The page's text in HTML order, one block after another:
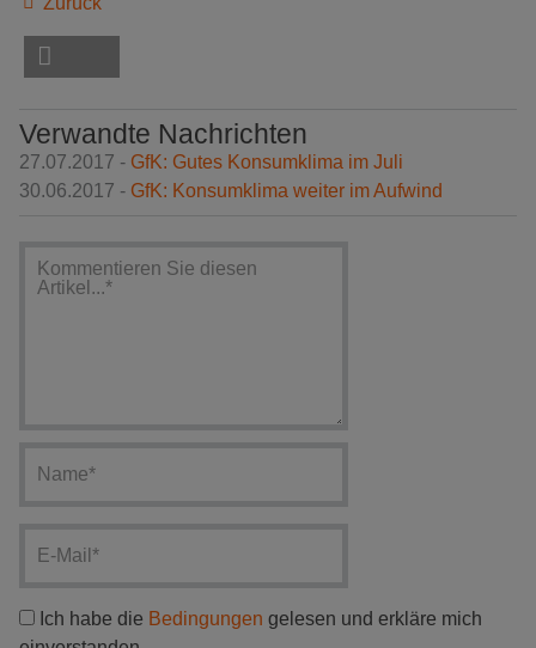
Verwandte Nachrichten
27.07.2017 - GfK: Gutes Konsumklima im Juli
30.06.2017 - GfK: Konsumklima weiter im Aufwind
Ich habe die Bedingungen gelesen und erkläre mich